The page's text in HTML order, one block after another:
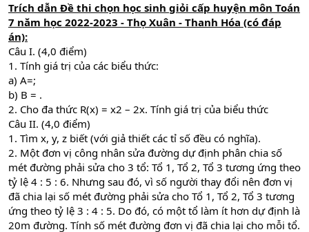
Trích dẫn Đề thi chọn học sinh giỏi cấp huyện môn Toán
7 năm học 2022-2023 - Thọ Xuân - Thanh Hóa (có đáp
án):
Câu I. (4,0 điểm)
1. Tính giá trị của các biểu thức:
a) A=;
b) B = .
2. Cho đa thức R(x) = x2 – 2x. Tính giá trị của biểu thức
Câu II. (4,0 điểm)
1. Tìm x, y, z biết (với giả thiết các tỉ số đều có nghĩa).
2. Một đơn vị công nhân sửa đường dự định phân chia số
mét đường phải sửa cho 3 tổ: Tổ 1, Tổ 2, Tổ 3 tương ứng theo
tỷ lệ 4 : 5 : 6. Nhưng sau đó, vì số người thay đổi nên đơn vị
đã chia lại số mét đường phải sửa cho Tổ 1, Tổ 2, Tổ 3 tương
ứng theo tỷ lệ 3 : 4 : 5. Do đó, có một tổ làm ít hơn dự định là
20m đường. Tính số mét đường đơn vị đã chia lại cho mỗi tổ.